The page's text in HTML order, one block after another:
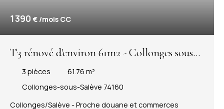
1 390 € /mois CC
T3 rénové d'environ 61m2 - Collonges sous
Salève
3 pièces 61.76 m²
Collonges-sous-Salève 74160
Collonges/Salève - Proche douane et commerces